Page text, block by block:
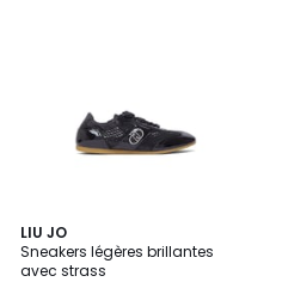
LIU JO
Sneakers légères brillantes
avec strass
2
Couleurs